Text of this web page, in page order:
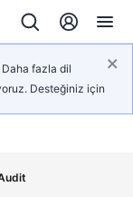
fazla dil
Desteğiniz için